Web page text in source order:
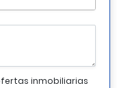
inmobiliarias